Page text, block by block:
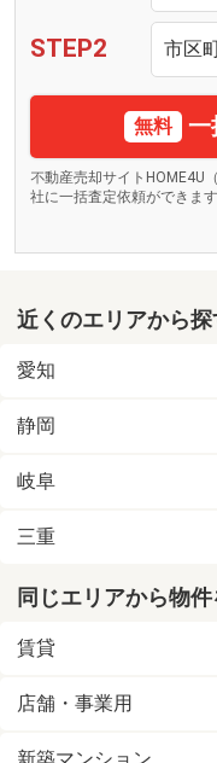
STEP2
無料 一
不動産売却サイトHOME4U
社に一括査定依頼ができます
近くのエリアから探
愛知
静岡
岐阜
三重
同じエリアから物
賃貸
店舗・事業用